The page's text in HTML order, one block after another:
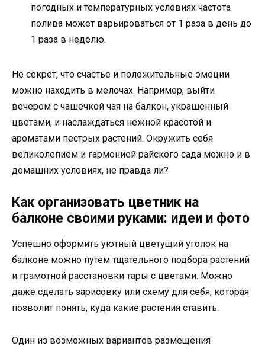
погодных и температурных условиях частота
полива может варьироваться от 1 раза в день до
1 раза в неделю.
Не секрет, что счастье и положительные эмоции
можно находить в мелочах. Например, выйти
вечером с чашечкой чая на балкон, украшенный
цветами, и наслаждаться нежной красотой и
ароматами пестрых растений. Окружить себя
великолепием и гармонией райского сада можно и в
домашних условиях, не правда ли?
Как организовать цветник на
балконе своими руками: идеи и фото
Успешно оформить уютный цветущий уголок на
балконе можно путем тщательного подбора растений
и грамотной расстановки тары с цветами. Можно
даже сделать зарисовку или схему для себя, которая
позволит понять, куда какие растения ставить.
Один из возможных вариантов размещения